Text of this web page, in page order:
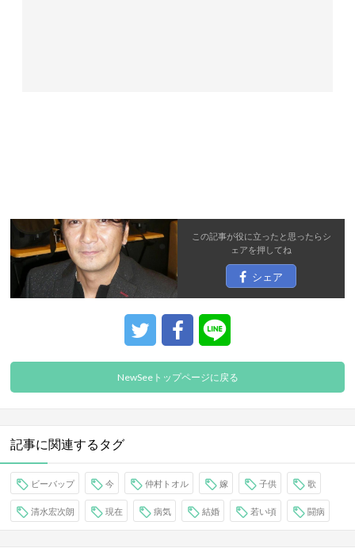
この記事が役に立ったと思ったらシ
ェアを押してね
シェア
NewSeeトップページに戻る
記事に関連するタグ
ビーバップ 今 仲村トオル 嫁 子供 歌
清水宏次朗 現在 病気 結婚 若い頃 闘病